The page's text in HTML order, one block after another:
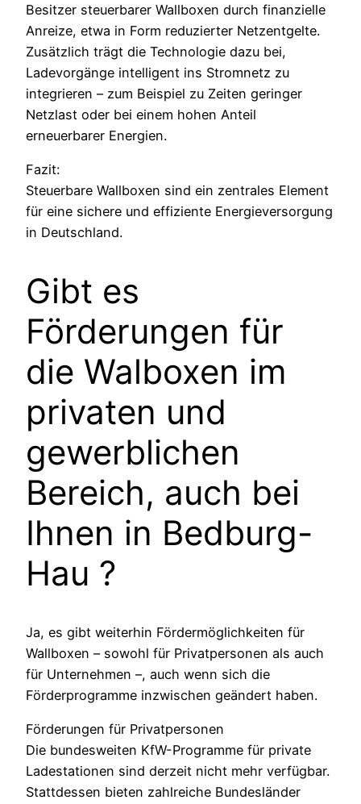
Besitzer steuerbarer Wallboxen durch finanzielle
Anreize, etwa in Form reduzierter Netzentgelte.
Zusätzlich trägt die Technologie dazu bei,
Ladevorgänge intelligent ins Stromnetz zu
integrieren – zum Beispiel zu Zeiten geringer
Netzlast oder bei einem hohen Anteil
erneuerbarer Energien.
Fazit:
Steuerbare Wallboxen sind ein zentrales Element
für eine sichere und effiziente Energieversorgung
in Deutschland.
Gibt es
Förderungen für
die Walboxen im
privaten und
gewerblichen
Bereich, auch bei
Ihnen in Bedburg-
Hau ?
Ja, es gibt weiterhin Fördermöglichkeiten für
Wallboxen – sowohl für Privatpersonen als auch
für Unternehmen –, auch wenn sich die
Förderprogramme inzwischen geändert haben.
Förderungen für Privatpersonen
Die bundesweiten KfW-Programme für private
Ladestationen sind derzeit nicht mehr verfügbar.
Stattdessen bieten zahlreiche Bundesländer